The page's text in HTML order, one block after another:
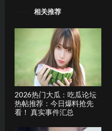
相关推荐
2026热门大瓜：吃瓜论坛
热帖推荐：今日爆料抢先
看！ 真实事件汇总